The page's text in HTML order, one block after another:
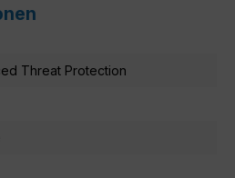
Threat Protection